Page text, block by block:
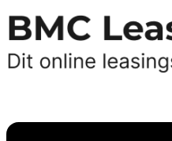
til
indhold